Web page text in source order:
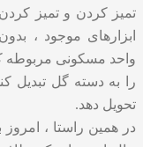
تمیز کردن و تمیز کردن
ابزارهای موجود ،
واحد مسکونی مربوطه
را به دسته گل تبدیل
تحویل دهد.
در همین راستا ،